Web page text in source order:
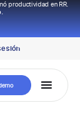
productividad en RR.